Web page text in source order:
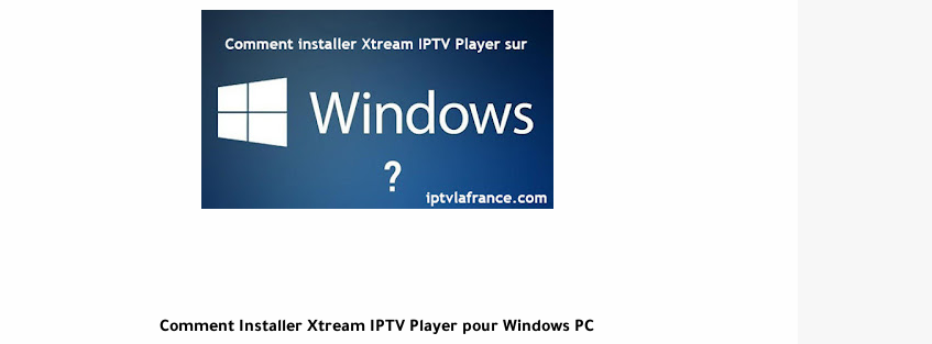
Comment Installer Xtream IPTV Player pour Windows PC